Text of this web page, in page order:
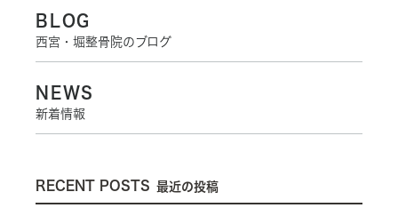
BLOG
西宮・堀整骨院のブログ
NEWS
新着情報
RECENT POSTS 最近の投稿